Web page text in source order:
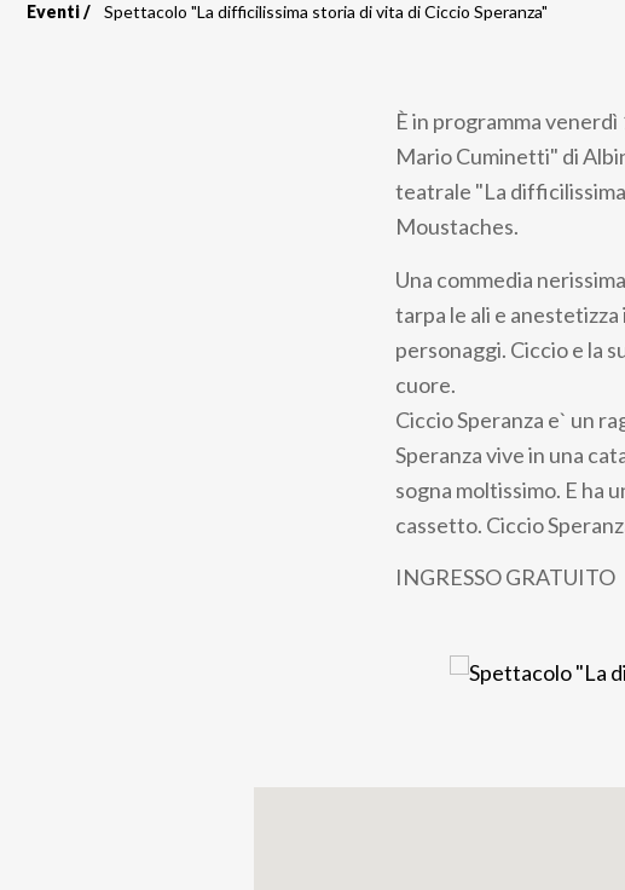
Briciole
Eventi Spettacolo "La difficilissima storia di vita di Ciccio Speranza"
È in programma
Mario Cuminetti" di
teatrale "La
Moustaches.
Una commedia
tarpa le ali e anestetizza
personaggi. Ciccio e la
cuore.
Ciccio Speranza e` un
Speranza vive in una
sogna moltissimo. E ha
cassetto. Ciccio
INGRESSO GRATUITO